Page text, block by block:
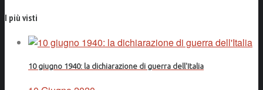
I più visti
10 giugno 1940: la dichiarazione di guerra dell'Italia